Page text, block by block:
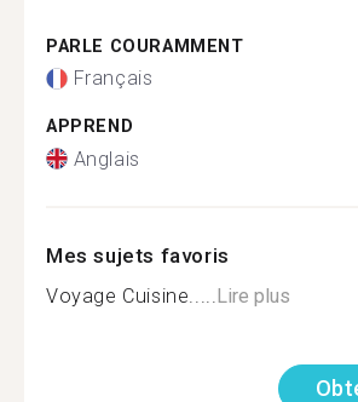
PARLE COURAMMENT
Français
APPREND
Anglais
Mes sujets favoris
Voyage Cuisine..... Lire plus